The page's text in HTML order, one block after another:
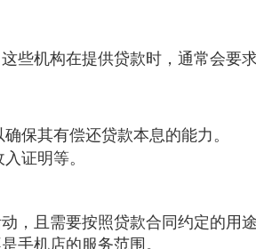
些机构在提供贷款时，通常会要
保其有偿还贷款本息的能力。
证明等。
且需要按照贷款合同约定的用途
手机店的服务范围。